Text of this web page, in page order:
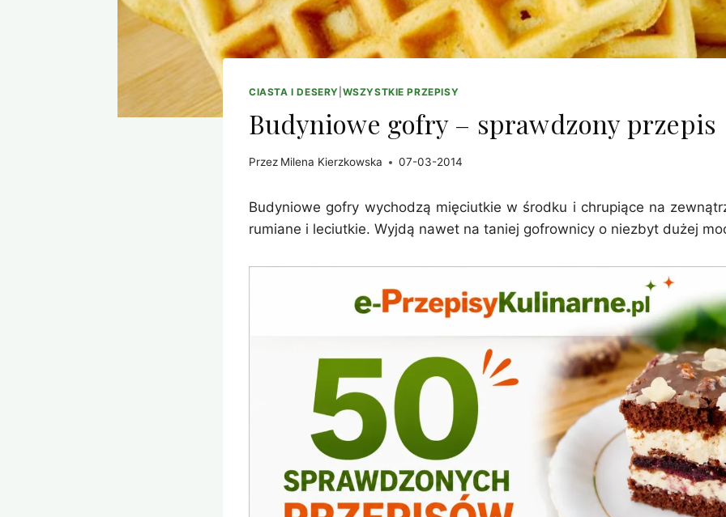
CIASTA I DESERY WSZYSTKIE PRZEPISY
Budyniowe gofry – sprawdzony przepis
Przez Milena Kierzkowska 07-03-2014
Budyniowe gofry wychodzą mięciutkie w środku i chrupiące na
rumiane i leciutkie. Wyjdą nawet na taniej gofrownicy o niezbyt dużej